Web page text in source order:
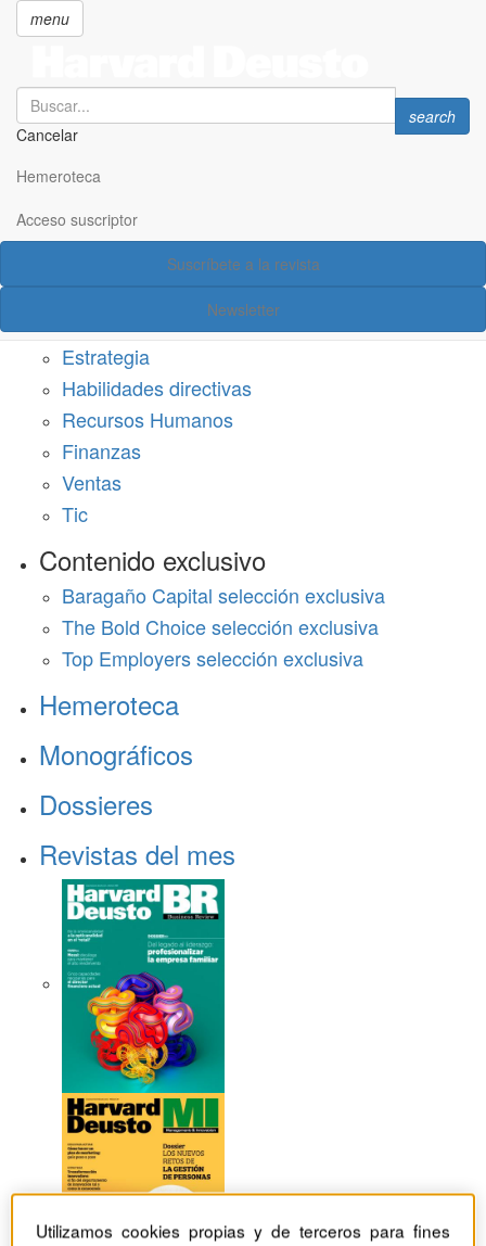
principal
menu
Search
Cancelar
Search
search
Hemeroteca
Acceso suscriptor
Suscríbete a la revista
Newsletter
Acceso suscriptor
Estrategia
Habilidades directivas
Recursos Humanos
Finanzas
Ventas
Tic
Contenido exclusivo
Baragaño Capital selección exclusiva
The Bold Choice selección exclusiva
Top Employers selección exclusiva
Hemeroteca
Monográficos
Dossieres
Revistas del mes
Utilizamos cookies propias y de terceros para fines